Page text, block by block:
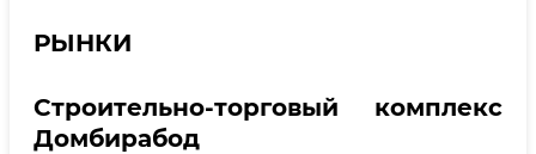
РЫНКИ
Строительно-торговый комплекс
Домбирабод